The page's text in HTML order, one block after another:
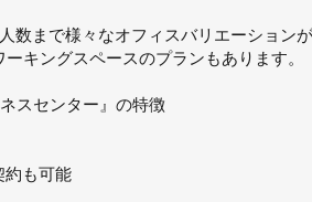
数まで様々なオフィスバリエーション
キングスペースのプランもあります。
スセンター』の特徴
約も可能